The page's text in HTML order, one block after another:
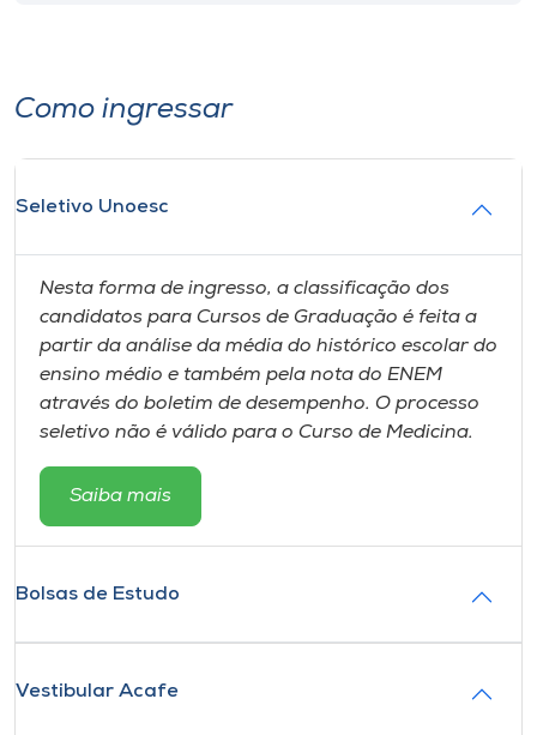
Como ingressar
Seletivo Unoesc
Nesta forma de ingresso, a classificação dos
candidatos para Cursos de Graduação é feita a
partir da análise da média do histórico escolar do
ensino médio e também pela nota do ENEM
através do boletim de desempenho. O processo
seletivo não é válido para o Curso de Medicina.
Saiba mais
Bolsas de Estudo
Vestibular Acafe